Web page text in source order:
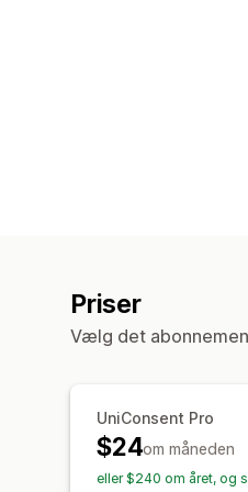
Priser
Vælg det
UniConsent Pro
$24om måneden
eller $240 om året, og